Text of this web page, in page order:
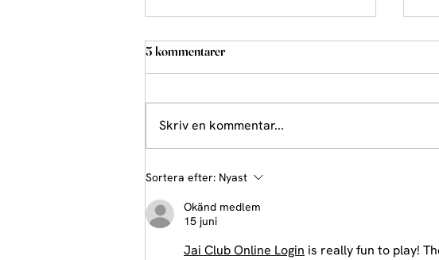
5 kommentarer
Skriv en kommentar...
Sortera efter: Nyast
Okänd medlem
15 juni
Jai Club Online Login is really fun to play!